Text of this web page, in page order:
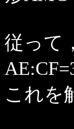
従って
これを